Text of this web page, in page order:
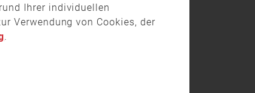
Ihrer individuellen
Verwendung von Cookies, der
.